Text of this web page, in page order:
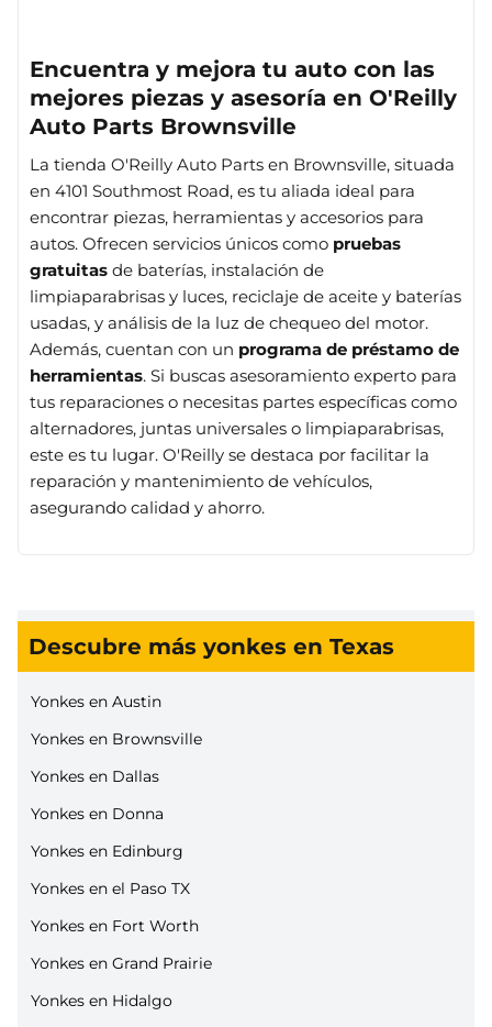
Encuentra y mejora tu auto con las
mejores piezas y asesoría en O'Reilly
Auto Parts Brownsville
La tienda O'Reilly Auto Parts en Brownsville, situada
en 4101 Southmost Road, es tu aliada ideal para
encontrar piezas, herramientas y accesorios para
autos. Ofrecen servicios únicos como pruebas
gratuitas de baterías, instalación de
limpiaparabrisas y luces, reciclaje de aceite y baterías
usadas, y análisis de la luz de chequeo del motor.
Además, cuentan con un programa de préstamo de
herramientas. Si buscas asesoramiento experto para
tus reparaciones o necesitas partes específicas como
alternadores, juntas universales o limpiaparabrisas,
este es tu lugar. O'Reilly se destaca por facilitar la
reparación y mantenimiento de vehículos,
asegurando calidad y ahorro​​.
Descubre más yonkes en Texas
Yonkes en Austin
Yonkes en Brownsville
Yonkes en Dallas
Yonkes en Donna
Yonkes en Edinburg
Yonkes en el Paso TX
Yonkes en Fort Worth
Yonkes en Grand Prairie
Yonkes en Hidalgo